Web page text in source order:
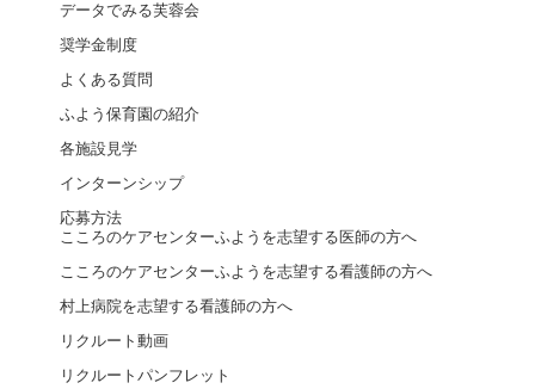
データでみる芙蓉会
奨学金制度
よくある質問
ふよう保育園の紹介
各施設見学
インターンシップ
応募方法
こころのケアセンターふようを志望する医師の方へ
こころのケアセンターふようを志望する看護師の方へ
村上病院を志望する看護師の方へ
リクルート動画
リクルートパンフレット